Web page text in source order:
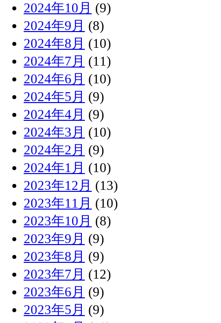
2024年10月 (9)
2024年9月 (8)
2024年8月 (10)
2024年7月 (11)
2024年6月 (10)
2024年5月 (9)
2024年4月 (9)
2024年3月 (10)
2024年2月 (9)
2024年1月 (10)
2023年12月 (13)
2023年11月 (10)
2023年10月 (8)
2023年9月 (9)
2023年8月 (9)
2023年7月 (12)
2023年6月 (9)
2023年5月 (9)